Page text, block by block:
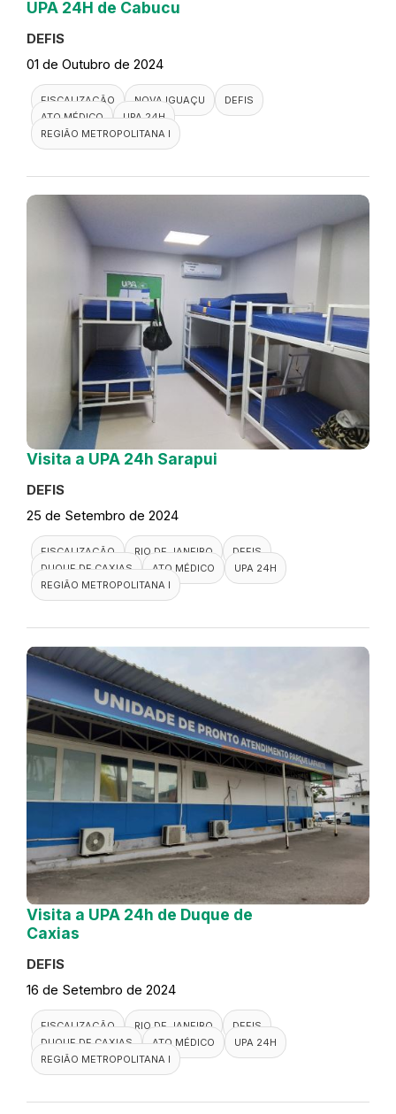
UPA 24H de Cabucu
DEFIS
01 de Outubro de 2024
FISCALIZAÇÃO NOVA IGUAÇU
DEFIS
ATO MÉDICO
UPA 24H
REGIÃO METROPOLITANA I
Visita a UPA 24h Sarapui
DEFIS
25 de Setembro de 2024
FISCALIZAÇÃO RIO DE JANEIRO
DEFIS
DUQUE DE CAXIAS
ATO MÉDICO
UPA 24H
REGIÃO METROPOLITANA I
Visita a UPA 24h de Duque de
Caxias
DEFIS
16 de Setembro de 2024
FISCALIZAÇÃO RIO DE JANEIRO
DEFIS
DUQUE DE CAXIAS
ATO MÉDICO
UPA 24H
REGIÃO METROPOLITANA I